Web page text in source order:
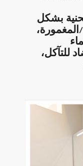
بشكل
للتآكل،